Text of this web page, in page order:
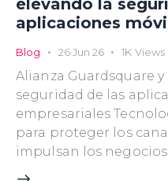
aplicaciones
Blog 26 Jun 26 1K Views
Alianza Guardsquare
seguridad de las
empresariales
para proteger los
impulsan los